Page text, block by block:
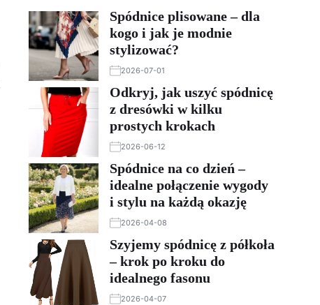
Spódnice plisowane – dla
kogo i jak je modnie
stylizować?
2026-07-01
Odkryj, jak uszyć spódnicę
z dresówki w kilku
prostych krokach
2026-06-12
Spódnice na co dzień –
idealne połączenie wygody
i stylu na każdą okazję
2026-04-08
Szyjemy spódnicę z półkoła
– krok po kroku do
idealnego fasonu
2026-04-07